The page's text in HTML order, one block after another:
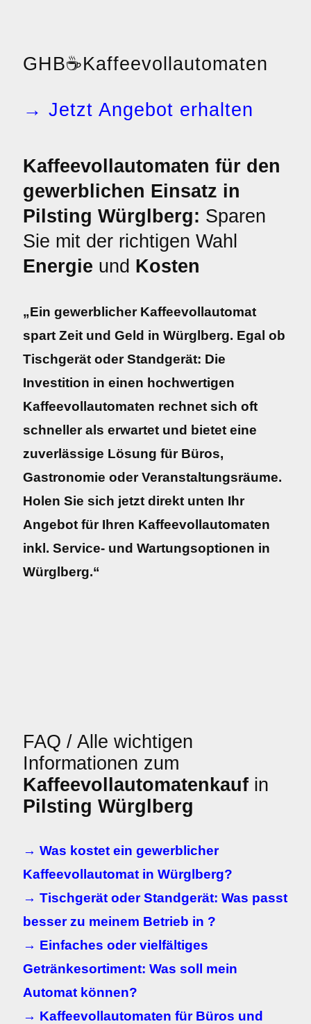
GHB☕Kaffeevollautomaten
→ Jetzt Angebot erhalten
Kaffeevollautomaten für den
gewerblichen Einsatz in
Pilsting Würglberg: Sparen
Sie mit der richtigen Wahl
Energie und Kosten
„Ein gewerblicher Kaffeevollautomat
spart Zeit und Geld in Würglberg. Egal ob
Tischgerät oder Standgerät: Die
Investition in einen hochwertigen
Kaffeevollautomaten rechnet sich oft
schneller als erwartet und bietet eine
zuverlässige Lösung für Büros,
Gastronomie oder Veranstaltungsräume.
Holen Sie sich jetzt direkt unten Ihr
Angebot für Ihren Kaffeevollautomaten
inkl. Service- und Wartungsoptionen in
Würglberg.“
FAQ / Alle wichtigen
Informationen zum
Kaffeevollautomatenkauf in
Pilsting Würglberg
→ Was kostet ein gewerblicher
Kaffeevollautomat in Würglberg?
→ Tischgerät oder Standgerät: Was passt
besser zu meinem Betrieb in ?
→ Einfaches oder vielfältiges
Getränkesortiment: Was soll mein
Automat können?
→ Kaffeevollautomaten für Büros und